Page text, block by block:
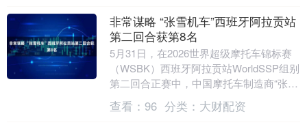
非常谋略 “张雪机车”西班牙阿拉贡站
第二回合获第8名
5月31日，在2026世界超级摩托车锦标赛
（WSBK）西班牙阿拉贡站WorldSSP组别
第二回合正赛中，中国摩托车制造商“张雪
机车”旗下的法国车手瓦伦丁·德比斯....
查看： 96 分类： 大财配资